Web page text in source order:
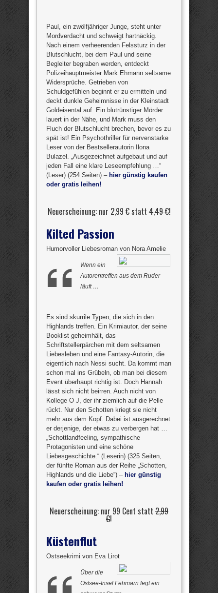
Paul, ein zwölfjähriger Junge, steht unter
Mordverdacht und schweigt hartnäckig.
Nach einem verheerenden Felssturz in der
Blutschlucht, bei dem Paul und seine
Begleiter begraben werden, entdeckt
Polizeihauptmeister Mark Ehmann seltsame
Widersprüche. Getrieben von
Schuldgefühlen beginnt er zu ermitteln und
deckt dunkle Geheimnisse in der Kleinstadt
Goldeisental auf. Ein blutrünstiger Mörder
lauert in der Nähe, und Mark muss den
Fluch der Blutschlucht brechen, bevor es zu
spät ist! Ein Psychothriller für nervenstarke
Leser von der Bestsellerautorin Ilona
Bulazel. „Ausgezeichnet aufgebaut und auf
jeden Fall eine klare Leseempfehlung …“
(Leser) (254 Seiten) – hier günstig kaufen
oder gratis leihen!
Neuerscheinung: nur 2,99 € statt4,49 €!
Kilted Passion
Humorvoller Liebesroman von Nora Amelie
Wenn ein
Autorentreffen aus dem Ruder
läuft …
Es sind skurrile Typen, die sich in den
Highlands treffen. Ein Krimiautor, der seine
Booklist geheimhält, das
Schriftstellerpärchen mit dem seltsamen
Liebesleben und eine Fantasy-Autorin, die
eigentlich nach Nessi sucht. Da kommt man
schon mal ins Grübeln, ob man bei diesem
Event überhaupt richtig ist. Doch Hannah
lässt sich nicht beirren. Auch nicht von
Kollege O J, der ihr ziemlich auf die Pelle
rückt. Nur den Schotten kriegt sie nicht
mehr aus dem Kopf. Dabei ist ausgerechnet
er derjenige, der etwas zu verbergen hat …
„Schottlandfeeling, sympathische
Protagonisten und eine schöne
Liebesgeschichte.“ (Leserin) (325 Seiten,
der fünfte Roman aus der Reihe „Schotten,
Highlands und die Liebe“) – hier günstig
kaufen oder gratis leihen!
Neuerscheinung: nur 99 Cent statt 2,99
€!
Küstenflut
Ostseekrimi von Eva Lirot
Über die
Ostsee-Insel Fehmarn fegt ein